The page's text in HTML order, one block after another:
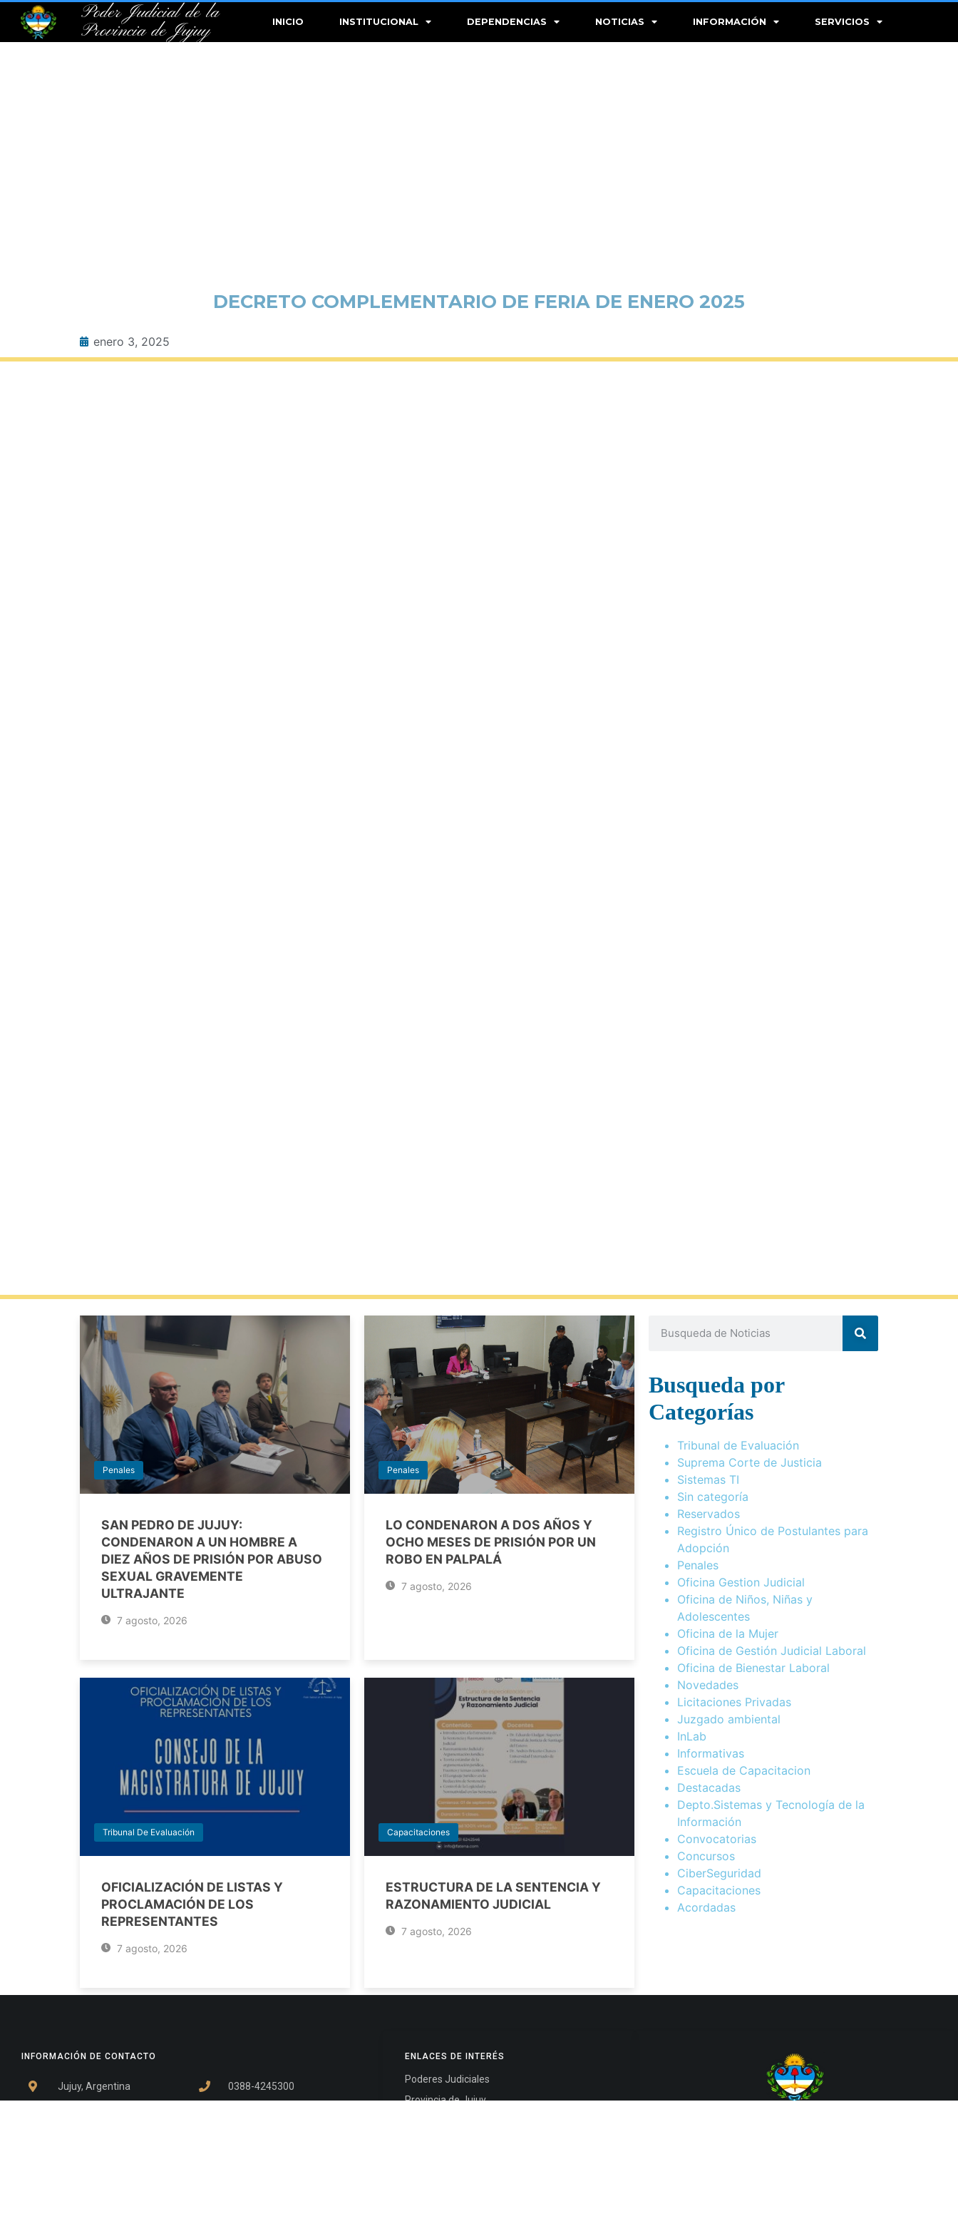
Poder Judicial de la
Provincia de Jujuy
INICIO INSTITUCIONAL DEPENDENCIAS NOTICIAS INFORMACIÓN SERVICIOS
DECRETO COMPLEMENTARIO DE FERIA DE ENERO 2025
enero 3, 2025
Penales
SAN PEDRO DE JUJUY:
CONDENARON A UN HOMBRE A
DIEZ AÑOS DE PRISIÓN POR ABUSO
SEXUAL GRAVEMENTE
ULTRAJANTE
7 agosto, 2026
Penales
LO CONDENARON A DOS AÑOS Y
OCHO MESES DE PRISIÓN POR UN
ROBO EN PALPALÁ
7 agosto, 2026
Tribunal De Evaluación
OFICIALIZACIÓN DE LISTAS Y
PROCLAMACIÓN DE LOS
REPRESENTANTES
7 agosto, 2026
Capacitaciones
ESTRUCTURA DE LA SENTENCIA Y
RAZONAMIENTO JUDICIAL
7 agosto, 2026
Busqueda por
Categorías
Tribunal de Evaluación
Suprema Corte de Justicia
Sistemas TI
Sin categoría
Reservados
Registro Único de Postulantes para
Adopción
Penales
Oficina Gestion Judicial
Oficina de Niños, Niñas y
Adolescentes
Oficina de la Mujer
Oficina de Gestión Judicial Laboral
Oficina de Bienestar Laboral
Novedades
Licitaciones Privadas
Juzgado ambiental
InLab
Informativas
Escuela de Capacitacion
Destacadas
Depto.Sistemas y Tecnología de la
Información
Convocatorias
Concursos
CiberSeguridad
Capacitaciones
Acordadas
INFORMACIÓN DE CONTACTO
Jujuy, Argentina
0388-4245300
ENLACES DE INTERÉS
Poderes Judiciales
Provincia de Jujuy